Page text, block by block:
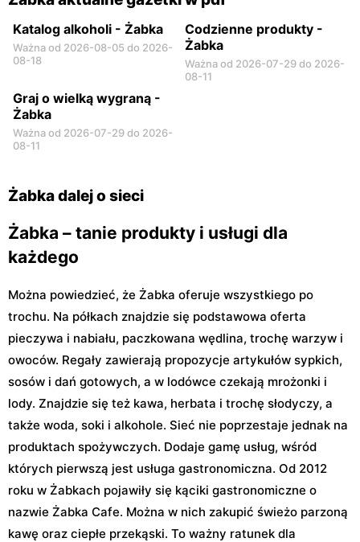
Katalog alkoholi - Żabka
Ważna od 2026-08-05 do 2026-
08-18
Codzienne produkty -
Żabka
Ważna od 2026-07-29 do 2026-
08-11
Graj o wielką wygraną -
Żabka
Ważna od 2026-07-29 do 2026-
08-11
Żabka dalej o sieci
Żabka – tanie produkty i usługi dla
każdego
Można powiedzieć, że Żabka oferuje wszystkiego po
trochu. Na półkach znajdzie się podstawowa oferta
pieczywa i nabiału, paczkowana wędlina, trochę warzyw i
owoców. Regały zawierają propozycje artykułów sypkich,
sosów i dań gotowych, a w lodówce czekają mrożonki i
lody. Znajdzie się też kawa, herbata i trochę słodyczy, a
także woda, soki i alkohole. Sieć nie poprzestaje jednak na
produktach spożywczych. Dodaje gamę usług, wśród
których pierwszą jest usługa gastronomiczna. Od 2012
roku w Żabkach pojawiły się kąciki gastronomiczne o
nazwie Żabka Cafe. Można w nich zakupić świeżo parzoną
kawę oraz ciepłe przekąski. To ważny ratunek dla